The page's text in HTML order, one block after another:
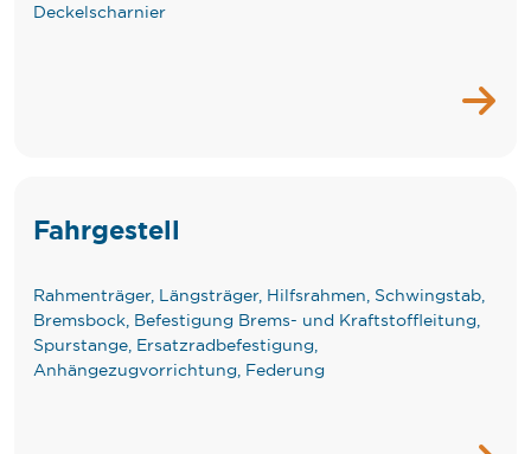
Deckelscharnier
Fahrgestell
Rahmenträger, Längsträger, Hilfsrahmen, Schwingstab,
Bremsbock, Befestigung Brems- und Kraftstoffleitung,
Spurstange, Ersatzradbefestigung,
Anhängezugvorrichtung, Federung